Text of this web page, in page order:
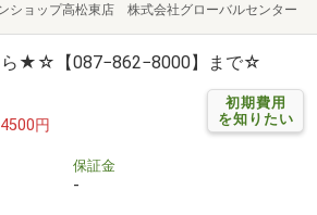
ショップ高松東店 株式会社グローバルセンター
★☆【087−862−8000】まで☆
初期費用
を知りたい
円
保証金
-